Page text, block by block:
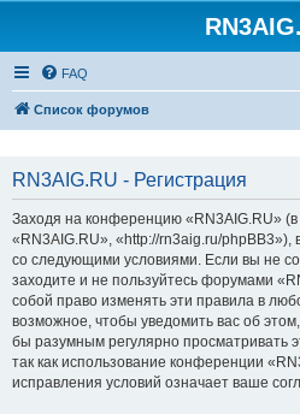
FAQ
Список форумов
RN3AIG.RU - Регистрация
Заходя на конференцию «RN3AIG.RU»
«RN3AIG.RU», «http://rn3aig.ru/phpBB3»),
со следующими условиями. Если вы не
заходите и не пользуйтесь форумами
собой право изменять эти правила в
возможное, чтобы уведомить вас об
бы разумным регулярно просматривать
так как использование конференции
исправления условий означает ваше